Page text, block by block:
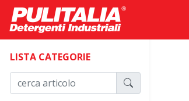
LISTA CATEGORIE